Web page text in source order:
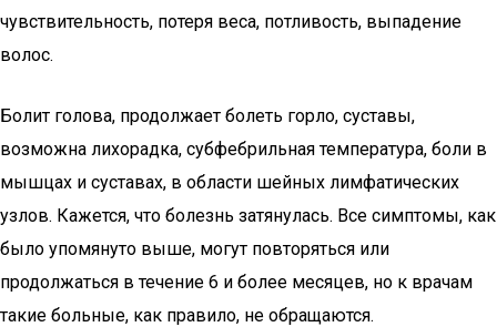
чувствительность, потеря веса, потливость, выпадение
волос.
Болит голова, продолжает болеть горло, суставы,
возможна лихорадка, субфебрильная температура, боли в
мышцах и суставах, в области шейных лимфатических
узлов. Кажется, что болезнь затянулась. Все симптомы, как
было упомянуто выше, могут повторяться или
продолжаться в течение 6 и более месяцев, но к врачам
такие больные, как правило, не обращаются.